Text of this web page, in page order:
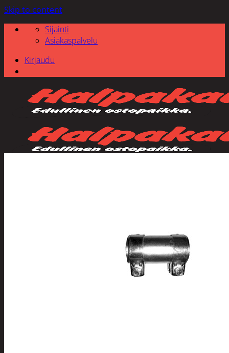
Skip to content
Sijainti
Asiakaspalvelu
Kirjaudu
Poistotuotteet
Kausituotteet
Joulu